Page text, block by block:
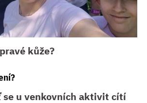
kůže?
se u venkovních aktivit cítí